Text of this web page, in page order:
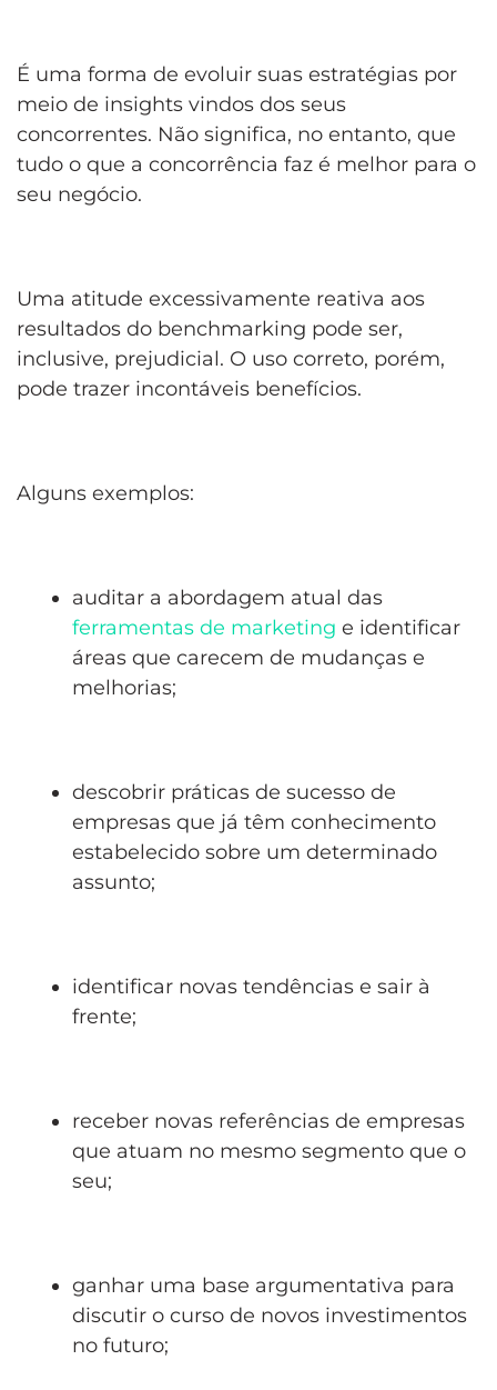
É uma forma de evoluir suas estratégias por
meio de insights vindos dos seus
concorrentes. Não significa, no entanto, que
tudo o que a concorrência faz é melhor para o
seu negócio.
Uma atitude excessivamente reativa aos
resultados do benchmarking pode ser,
inclusive, prejudicial. O uso correto, porém,
pode trazer incontáveis benefícios.
Alguns exemplos:
auditar a abordagem atual das
ferramentas de marketing e identificar
áreas que carecem de mudanças e
melhorias;
descobrir práticas de sucesso de
empresas que já têm conhecimento
estabelecido sobre um determinado
assunto;
identificar novas tendências e sair à
frente;
receber novas referências de empresas
que atuam no mesmo segmento que o
seu;
ganhar uma base argumentativa para
discutir o curso de novos investimentos
no futuro;